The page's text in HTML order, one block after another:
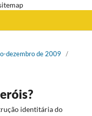
dezembro de 2009
/
identitária do